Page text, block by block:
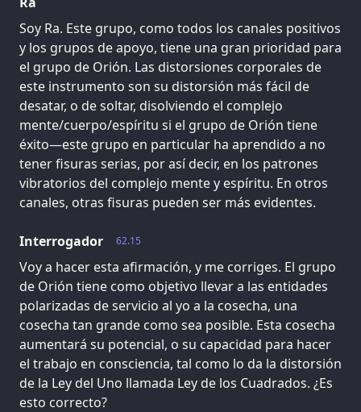
Soy Ra. Este grupo, como todos los canales positivos
y los grupos de apoyo, tiene una gran prioridad para
el grupo de Orión. Las distorsiones corporales de
este instrumento son su distorsión más fácil de
desatar, o de soltar, disolviendo el complejo
mente/cuerpo/espíritu si el grupo de Orión tiene
éxito—este grupo en particular ha aprendido a no
tener fisuras serias, por así decir, en los patrones
vibratorios del complejo mente y espíritu. En otros
canales, otras fisuras pueden ser más evidentes.
62.15
Interrogador
Voy a hacer esta afirmación, y me corriges. El grupo
de Orión tiene como objetivo llevar a las entidades
polarizadas de servicio al yo a la cosecha, una
cosecha tan grande como sea posible. Esta cosecha
aumentará su potencial, o su capacidad para hacer
el trabajo en consciencia, tal como lo da la distorsión
de la Ley del Uno llamada Ley de los Cuadrados. ¿Es
esto correcto?